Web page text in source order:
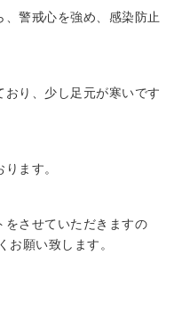
警戒心を強め、感染防止
り、少し足元が寒いです
ます。
をさせていただきますの
お願い致します。